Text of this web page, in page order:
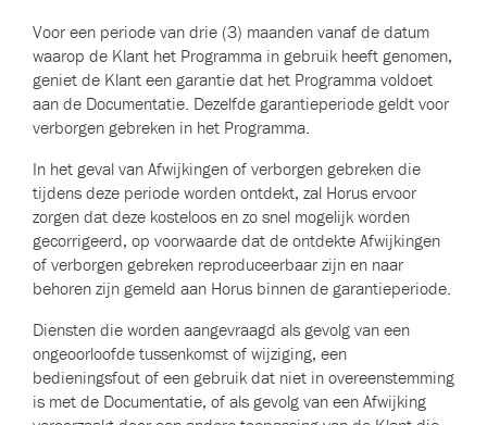
Voor een periode van drie (3) maanden vanaf de datum
waarop de Klant het Programma in gebruik heeft genomen,
geniet de Klant een garantie dat het Programma voldoet
aan de Documentatie. Dezelfde garantieperiode geldt voor
verborgen gebreken in het Programma.
In het geval van Afwijkingen of verborgen gebreken die
tijdens deze periode worden ontdekt, zal Horus ervoor
zorgen dat deze kosteloos en zo snel mogelijk worden
gecorrigeerd, op voorwaarde dat de ontdekte Afwijkingen
of verborgen gebreken reproduceerbaar zijn en naar
behoren zijn gemeld aan Horus binnen de garantieperiode.
Diensten die worden aangevraagd als gevolg van een
ongeoorloofde tussenkomst of wijziging, een
bedieningsfout of een gebruik dat niet in overeenstemming
is met de Documentatie, of als gevolg van een Afwijking